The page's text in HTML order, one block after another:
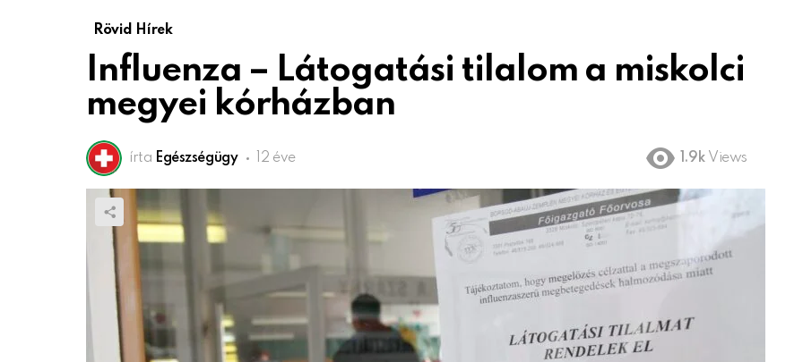
Rövid Hírek
Influenza – Látogatási tilalom a miskolci
megyei kórházban
írta Egészségügy 12 éve 1.9k Views